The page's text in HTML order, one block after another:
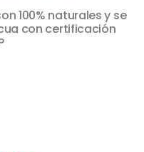
100% naturales y se
con certificación